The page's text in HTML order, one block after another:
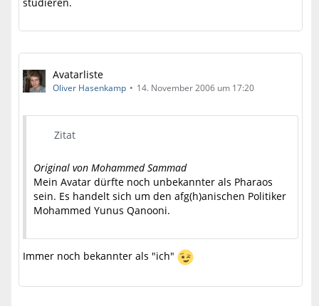
Avatarliste
Oliver Hasenkamp 14. November 2006 um 17:20
Zitat
Original von Mohammed Sammad
Mein Avatar dürfte noch unbekannter als Pharaos
sein. Es handelt sich um den afg(h)anischen Politiker
Mohammed Yunus Qanooni.
Immer noch bekannter als "ich"